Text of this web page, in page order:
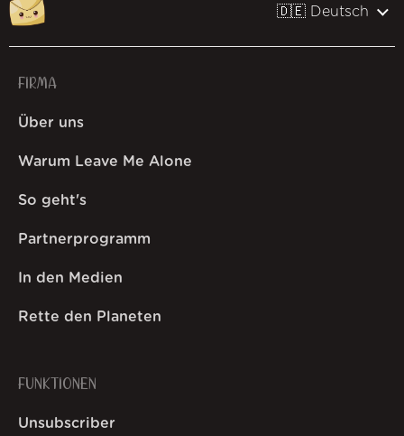
🇩🇪 Deutsch
FIRMA
Über uns
Warum Leave Me Alone
So geht's
Partnerprogramm
In den Medien
Rette den Planeten
FUNKTIONEN
Unsubscriber